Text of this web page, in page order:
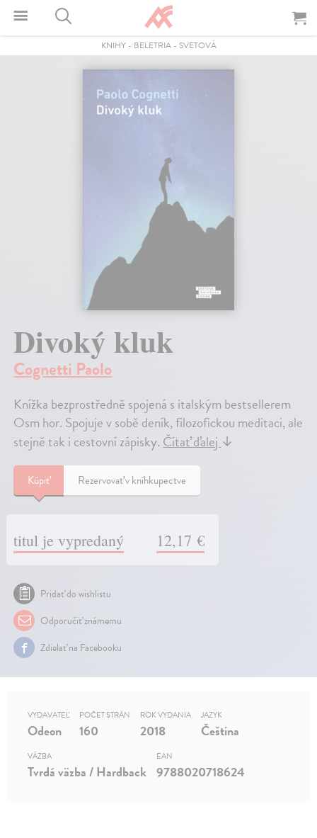
KNIHY- BELETRIA- SVETOVÁ
Divoký kluk
Cognetti Paolo
Knížka bezprostředně spojená s italským bestsellerem
Osm hor. Spojuje v sobě deník, filozofickou meditaci, ale
stejně tak i cestovní zápisky.Čítať ďalej↓
Kúpiť Rezervovať v kníhkupectve
titul je vypredaný 12,17 €
Pridať do wishlistu
Odporučiť známemu
Zdielať na Facebooku
VYDAVATEĽ
Odeon
POČET STRÁN
160
ROK VYDANIA
2018
JAZYK
Čeština
VÄZBA
Tvrdá väzba / Hardback
EAN
9788020718624